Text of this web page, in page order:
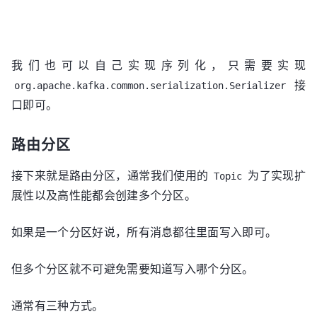
我们也可以自己实现序列化，只需要实现
org.apache.kafka.common.serialization.Serializer
接
口即可。
路由分区
接下来就是路由分区，通常我们使用的 Topic 为了实现扩
展性以及高性能都会创建多个分区。
如果是一个分区好说，所有消息都往里面写入即可。
但多个分区就不可避免需要知道写入哪个分区。
通常有三种方式。